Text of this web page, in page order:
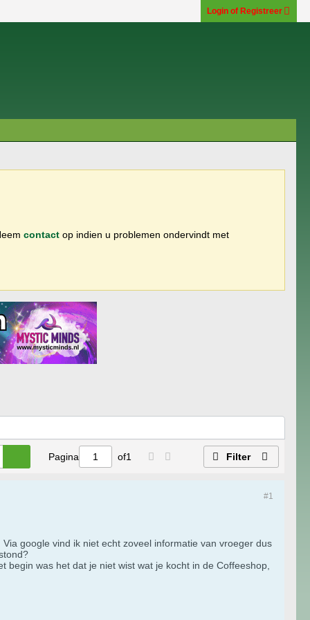
Login of Registreer
contact op indien u problemen ondervindt met
Pagina of1 Filter
#1
google vind ik niet echt zoveel informatie van vroeger dus
was het dat je niet wist wat je kocht in de Coffeeshop,